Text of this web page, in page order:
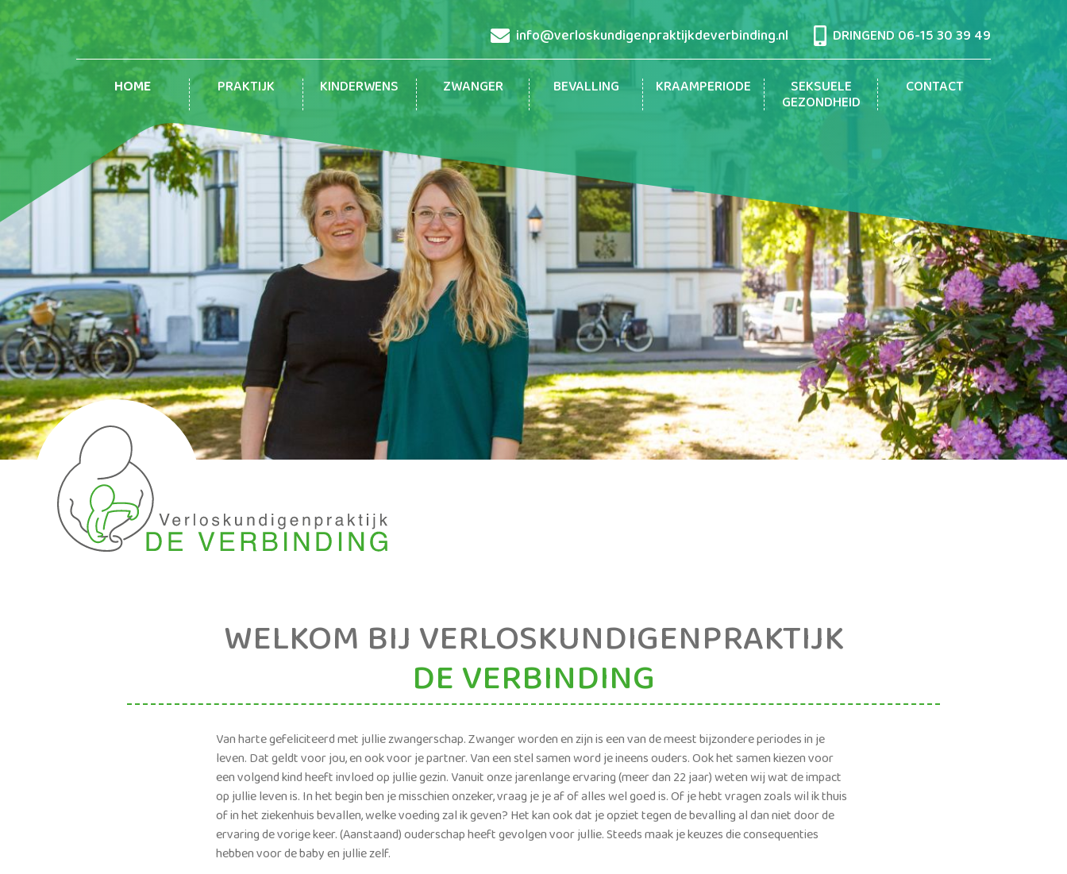
info@verloskundigenpraktijkdeverbinding.nl DRINGEND06-15 30 39 49
HOME PRAKTIJK KINDERWENS ZWANGER BEVALLING KRAAMPERIODE SEKSUELE
GEZONDHEID
CONTACT
WELKOM BIJ VERLOSKUNDIGENPRAKTIJK
DE VERBINDING
Van harte gefeliciteerd met jullie zwangerschap. Zwanger worden en zijn is een van de meest bijzondere periodes in je
leven. Dat geldt voor jou, en ook voor je partner. Van een stel samen word je ineens ouders. Ook het samen kiezen voor
een volgend kind heeft invloed op jullie gezin. Vanuit onze jarenlange ervaring (meer dan 22 jaar) weten wij wat de impact
op jullie leven is. In het begin ben je misschien onzeker, vraag je je af of alles wel goed is. Of je hebt vragen zoals wil ik thuis
of in het ziekenhuis bevallen, welke voeding zal ik geven? Het kan ook dat je opziet tegen de bevalling al dan niet door de
ervaring de vorige keer. (Aanstaand) ouderschap heeft gevolgen voor jullie. Steeds maak je keuzes die consequenties
hebben voor de baby en jullie zelf.